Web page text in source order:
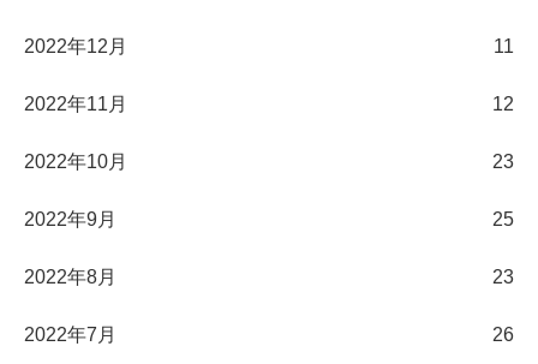
2022年12月 11
2022年11月 12
2022年10月 23
2022年9月 25
2022年8月 23
2022年7月 26